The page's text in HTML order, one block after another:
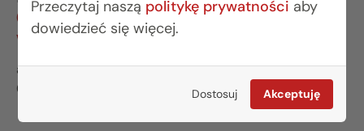
Przeczytaj naszą politykę prywatności aby
dowiedzieć się więcej.
Dostosuj Akceptuję
(22) 642 03 55
warszawa@rogowskidevelopment.pl
al. Wilanowska 67E lok. U5
02-765 Warszawa